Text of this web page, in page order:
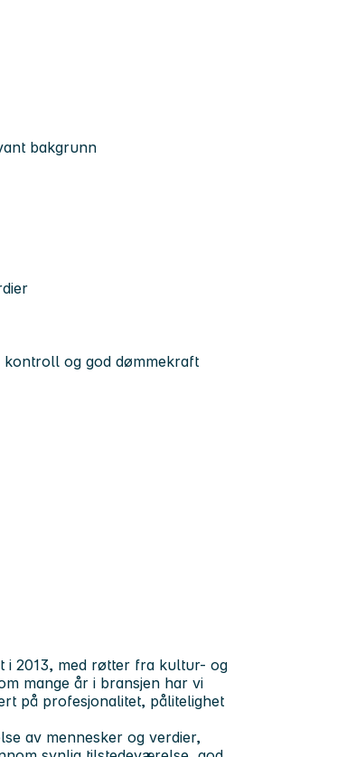
bakgrunn
og god dømmekraft
i 2013, med røtter fra kultur- og
mange år i bransjen har vi
på profesjonalitet, pålitelighet
av mennesker og verdier,